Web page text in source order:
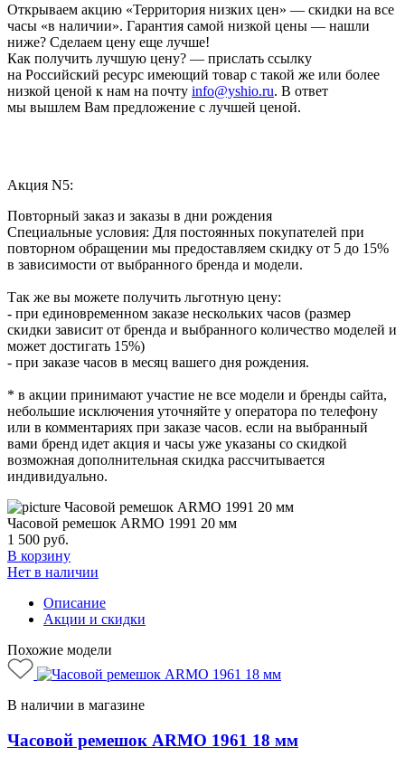
Открываем акцию «Территория низких цен» — скидки на все
часы «в наличии». Гарантия самой низкой цены — нашли
ниже? Сделаем цену еще лучше!
Как получить лучшую цену? — прислать ссылку
на Российский ресурс имеющий товар с такой же или более
низкой ценой к нам на почту info@yshio.ru. В ответ
мы вышлем Вам предложение с лучшей ценой.
Акция N5:
Повторный заказ и заказы в дни рождения
Специальные условия: Для постоянных покупателей при
повторном обращении мы предоставляем скидку от 5 до 15%
в зависимости от выбранного бренда и модели.
Так же вы можете получить льготную цену:
- при единовременном заказе нескольких часов (размер
скидки зависит от бренда и выбранного количество моделей и
может достигать 15%)
- при заказе часов в месяц вашего дня рождения.
* в акции принимают участие не все модели и бренды сайта,
небольшие исключения уточняйте у оператора по телефону
или в комментариях при заказе часов. если на выбранный
вами бренд идет акция и часы уже указаны со скидкой
возможная дополнительная скидка рассчитывается
индивидуально.
Часовой ремешок ARMO 1991 20 мм
1 500 руб.
В корзину
Нет в наличии
Описание
Акции и скидки
Похожие модели
В наличии в магазине
Часовой ремешок ARMO 1961 18 мм